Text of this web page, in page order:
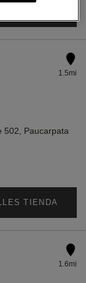
1.5mi
502, Paucarpata
TIENDA
1.6mi